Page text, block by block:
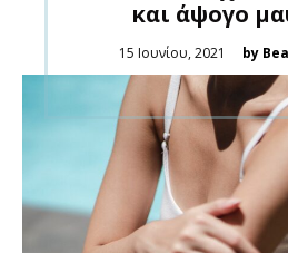
και άψογο
Posted
15 Ιουνίου, 2021 by